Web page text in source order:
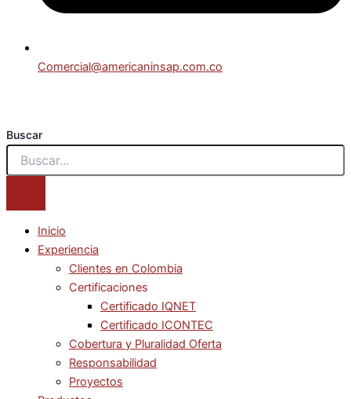
Comercial@americaninsap.com.co
Buscar
Inicio
Experiencia
Clientes en Colombia
Certificaciones
Certificado IQNET
Certificado ICONTEC
Cobertura y Pluralidad Oferta
Responsabilidad
Proyectos